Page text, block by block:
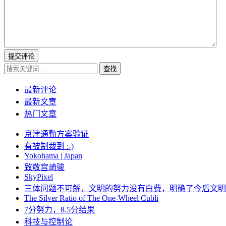
提交评论
查找
最新评论
最新文章
热门文章
京津通勤方案验证
有被制裁到 :-)
Yokohama | Japan
致敬宫崎骏
SkyPixel
三体问题不可解，文明的努力没有白费，明确了今后文
The Silver Ratio of The One-Wheel Cubli
7分努力，8.5分结果
科技与控制论